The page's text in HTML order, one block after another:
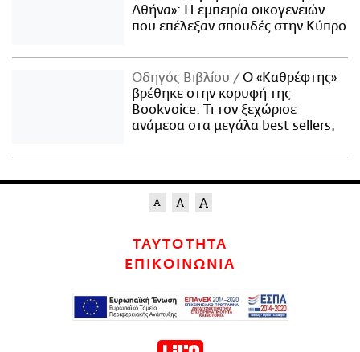
Αθήνα»: Η εμπειρία οικογενειών
που επέλεξαν σπουδές στην Κύπρο
Οδηγός Βιβλίου
Ο «Καθρέφτης»
βρέθηκε στην κορυφή της
Bookvoice. Τι τον ξεχώρισε
ανάμεσα στα μεγάλα best sellers;
ΤΑΥΤΟΤΗΤΑ
ΕΠΙΚΟΙΝΩΝΙΑ